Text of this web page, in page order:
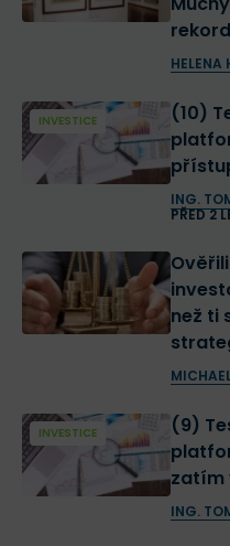
HELENA
INVESTICE
(10)
ING.
PŘED 2
než ti
INVESTICE
(9)
zatím
ING.